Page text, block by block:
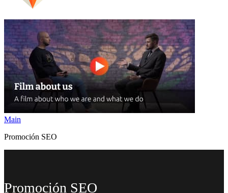
Main
Promoción SEO
Promoción SEO